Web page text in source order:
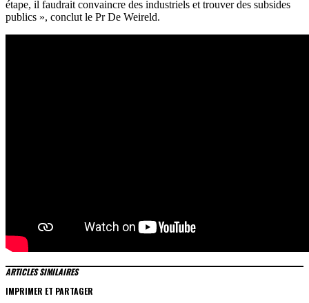
étape, il faudrait convaincre des industriels et trouver des subsides
publics », conclut le Pr De Weireld.
ARTICLES SIMILAIRES
IMPRIMER ET PARTAGER